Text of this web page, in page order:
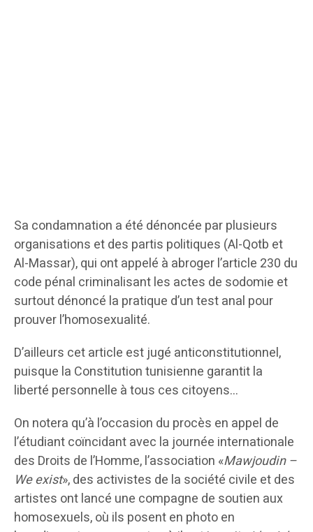
Sa condamnation a été dénoncée par plusieurs
organisations et des partis politiques (Al-Qotb et
Al-Massar), qui ont appelé à abroger l’article 230 du
code pénal criminalisant les actes de sodomie et
surtout dénoncé la pratique d’un test anal pour
prouver l’homosexualité.
D’ailleurs cet article est jugé anticonstitutionnel,
puisque la Constitution tunisienne garantit la
liberté personnelle à tous ces citoyens…
On notera qu’à l’occasion du procès en appel de
l’étudiant coïncidant avec la journée internationale
des Droits de l’Homme, l’association «Mawjoudin –
We exist», des activistes de la société civile et des
artistes ont lancé une compagne de soutien aux
homosexuels, où ils posent en photo en